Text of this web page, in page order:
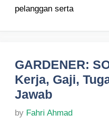
pelanggan serta
GARDENER:
Kerja, Gaji,
Jawab
by Fahri Ahmad